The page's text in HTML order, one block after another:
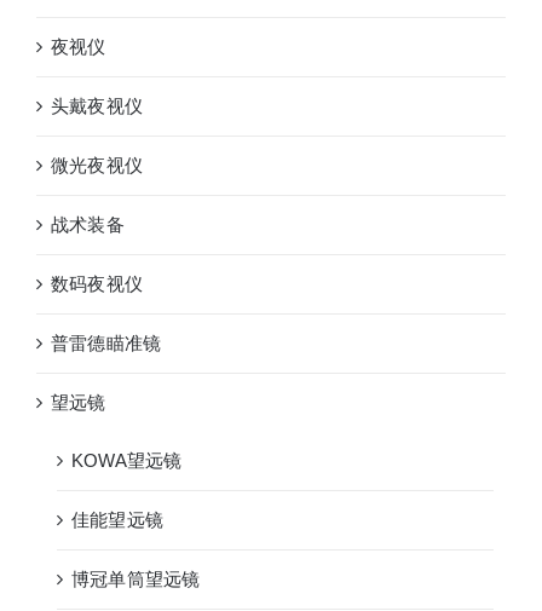
夜视仪
头戴夜视仪
微光夜视仪
战术装备
数码夜视仪
普雷德瞄准镜
望远镜
KOWA望远镜
佳能望远镜
博冠单筒望远镜